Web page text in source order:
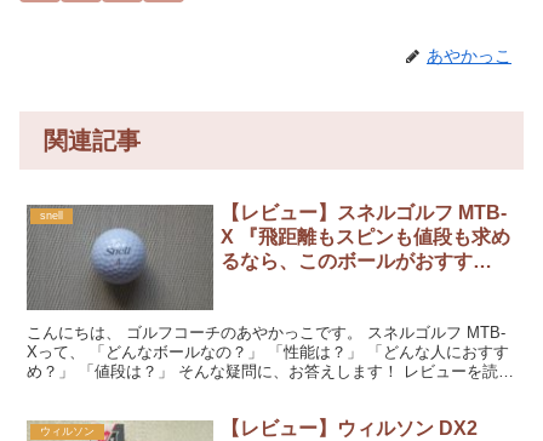
あやかっこ
関連記事
snell
【レビュー】スネルゴルフ MTB-
X 『飛距離もスピンも値段も求め
るなら、このボールがおすす
こんにちは、 ゴルフコーチのあやかっこです。 スネルゴルフ MTB-
Xって、 「どんなボールなの？」 「性能は？」 「どんな人におすす
め？」 「値段は？」 そんな疑問に、お答えします！ レビューを読ん
ウィルソン
【レビュー】ウィルソン DX2